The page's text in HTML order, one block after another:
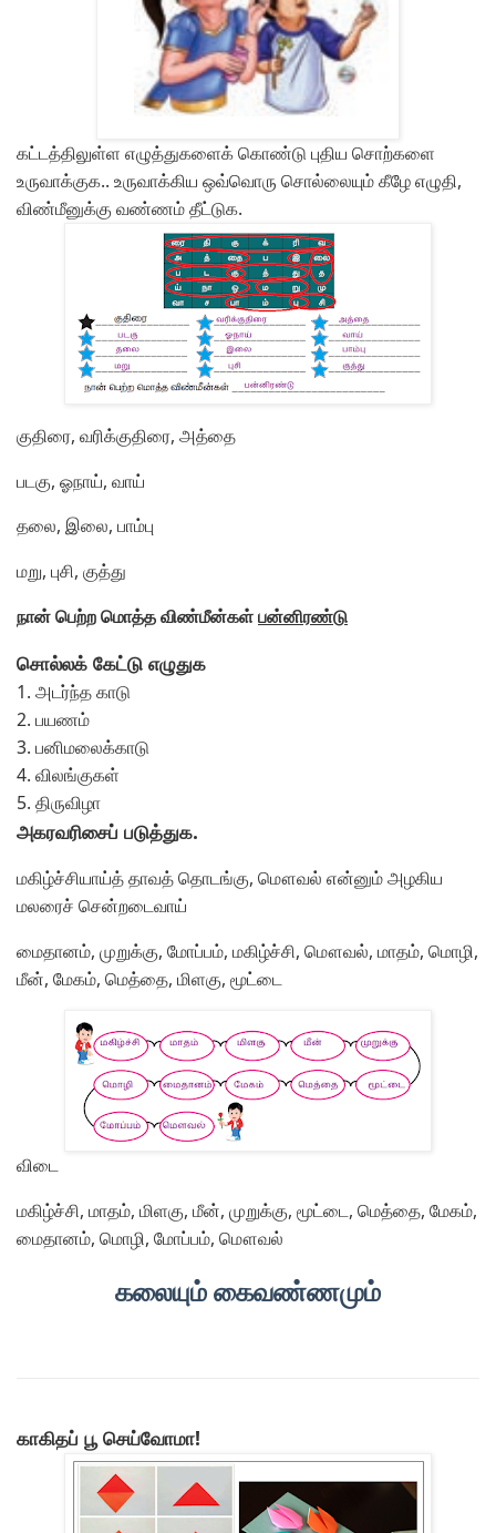
கட்டத்திலுள்ள எழுத்துகளைக் கொண்டு புதிய சொற்களை
உருவாக்குக.. உருவாக்கிய ஒவ்வொரு சொல்லையும் கீழே எழுதி,
விண்மீனுக்கு வண்ணம் தீட்டுக.
குதிரை, வரிக்குதிரை, அத்தை
படகு, ஓநாய், வாய்
தலை, இலை, பாம்பு
மறு, புசி, குத்து
நான் பெற்ற மொத்த விண்மீன்கள்பன்னிரண்டு
சொல்லக் கேட்டு எழுதுக
1. அடர்ந்த காடு
2. பயணம்
3. பனிமலைக்காடு
4. விலங்குகள்
5. திருவிழா
அகரவரிசைப் படுத்துக.
மகிழ்ச்சியாய்த் தாவத் தொடங்கு, மௌவல் என்னும் அழகிய
மலரைச் சென்றடைவாய்
மைதானம், முறுக்கு, மோப்பம், மகிழ்ச்சி, மௌவல், மாதம், மொழி,
மீன், மேகம், மெத்தை, மிளகு, மூட்டை
விடை
மகிழ்ச்சி, மாதம், மிளகு, மீன், முறுக்கு, மூட்டை, மெத்தை, மேகம்,
மைதானம், மொழி, மோப்பம், மௌவல்
கலையும் கைவண்ணமும்
காகிதப் பூ செய்வோமா!